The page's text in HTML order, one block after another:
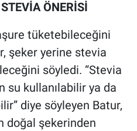
ÖNERİSİ
tüketebileceğini
şeker yerine stevia
söyledi. “Stevia
su kullanılabilir ya da
diye söyleyen Batur,
doğal şekerinden